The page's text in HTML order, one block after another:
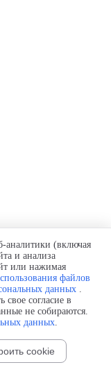
аналитики (включая
и анализа
или нажимая
файлов
данных .
согласие в
не собираются.
данных.
cookie